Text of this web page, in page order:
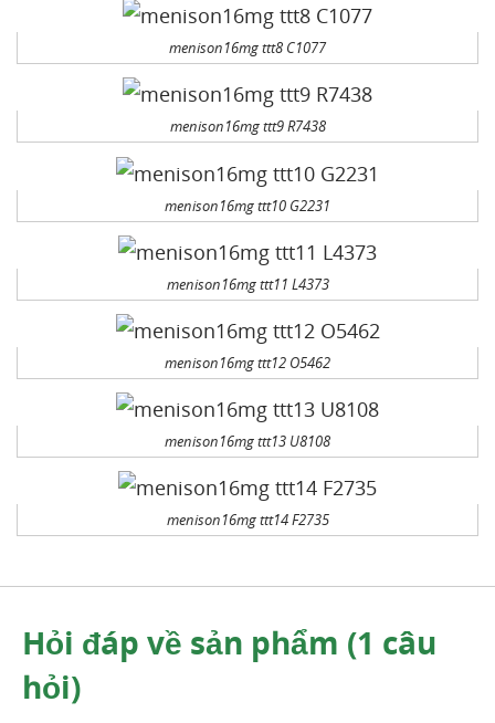
menison16mg ttt8 C1077
menison16mg ttt9 R7438
menison16mg ttt10 G2231
menison16mg ttt11 L4373
menison16mg ttt12 O5462
menison16mg ttt13 U8108
menison16mg ttt14 F2735
Hỏi đáp về sản phẩm (1 câu
hỏi)